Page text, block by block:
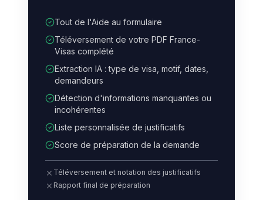
Tout de l'Aide au formulaire
Téléversement de votre PDF France-
Visas complété
Extraction IA : type de visa, motif, dates,
demandeurs
Détection d'informations manquantes ou
incohérentes
Liste personnalisée de justificatifs
Score de préparation de la demande
Téléversement et notation des justificatifs
Rapport final de préparation